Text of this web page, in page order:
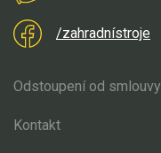
/zahradnístroje
Odstoupení od smlouvy
Kontakt